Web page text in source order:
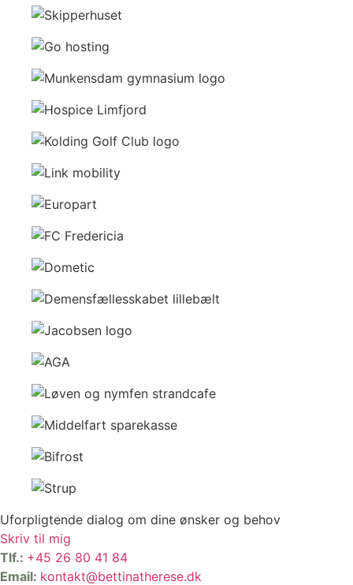
Uforpligtende dialog om dine ønsker og behov
Skriv til mig
Tlf.: +45 26 80 41 84
Email: kontakt@bettinatherese.dk